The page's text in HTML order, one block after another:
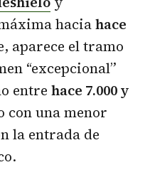
haciahace
aparece el tramo
“excepcional”
entre hace 7.000 y
con una menor
la entrada de